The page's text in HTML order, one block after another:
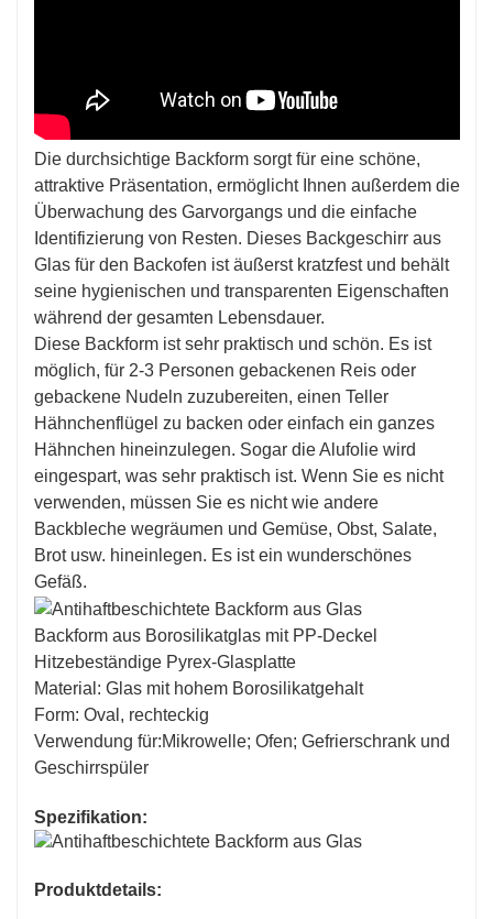
Die durchsichtige Backform sorgt für eine schöne,
attraktive Präsentation, ermöglicht Ihnen außerdem die
Überwachung des Garvorgangs und die einfache
Identifizierung von Resten. Dieses Backgeschirr aus
Glas für den Backofen ist äußerst kratzfest und behält
seine hygienischen und transparenten Eigenschaften
während der gesamten Lebensdauer.
Diese Backform ist sehr praktisch und schön. Es ist
möglich, für 2-3 Personen gebackenen Reis oder
gebackene Nudeln zuzubereiten, einen Teller
Hähnchenflügel zu backen oder einfach ein ganzes
Hähnchen hineinzulegen. Sogar die Alufolie wird
eingespart, was sehr praktisch ist. Wenn Sie es nicht
verwenden, müssen Sie es nicht wie andere
Backbleche wegräumen und Gemüse, Obst, Salate,
Brot usw. hineinlegen. Es ist ein wunderschönes
Gefäß.
Backform aus Borosilikatglas mit PP-Deckel
Hitzebeständige Pyrex-Glasplatte
Material: Glas mit hohem Borosilikatgehalt
Form: Oval, rechteckig
Verwendung für:Mikrowelle; Ofen; Gefrierschrank und
Geschirrspüler
Spezifikation:
Produktdetails: